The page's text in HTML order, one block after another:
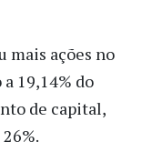
mais ações no
19,14% do
de capital,